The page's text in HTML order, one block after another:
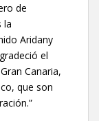
de
la
Aridany
el
Canaria,
que son